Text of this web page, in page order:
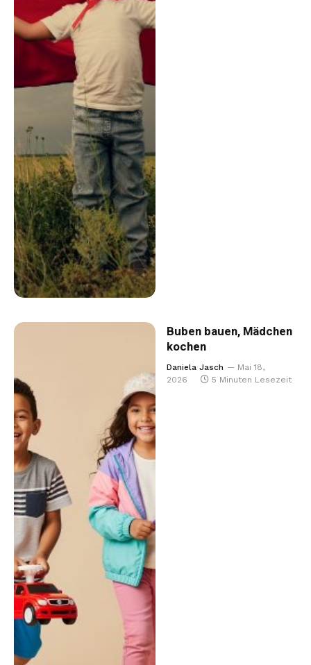
Buben bauen, Mädchen
kochen
Daniela Jasch
Mai 18,
2026
5 Minuten Lesezeit